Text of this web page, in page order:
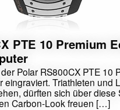
PTE 10 Premium
Polar RS800CX PTE 10
eingraviert. Triathleten und
dürften sich über diese
Carbon-Look freuen […]